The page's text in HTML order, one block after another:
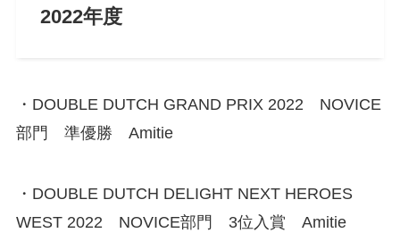
2022年度
・DOUBLE DUTCH GRAND PRIX 2022 NOVICE
部門 準優勝 Amitie
・DOUBLE DUTCH DELIGHT NEXT HEROES
WEST 2022 NOVICE部門 3位入賞 Amitie